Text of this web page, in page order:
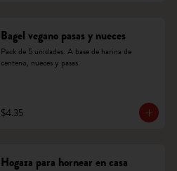
Bagel vegano pasas y nueces
Pack de 5 unidades. A base de harina de
centeno, nueces y pasas.
$4.35
Hogaza para hornear en casa